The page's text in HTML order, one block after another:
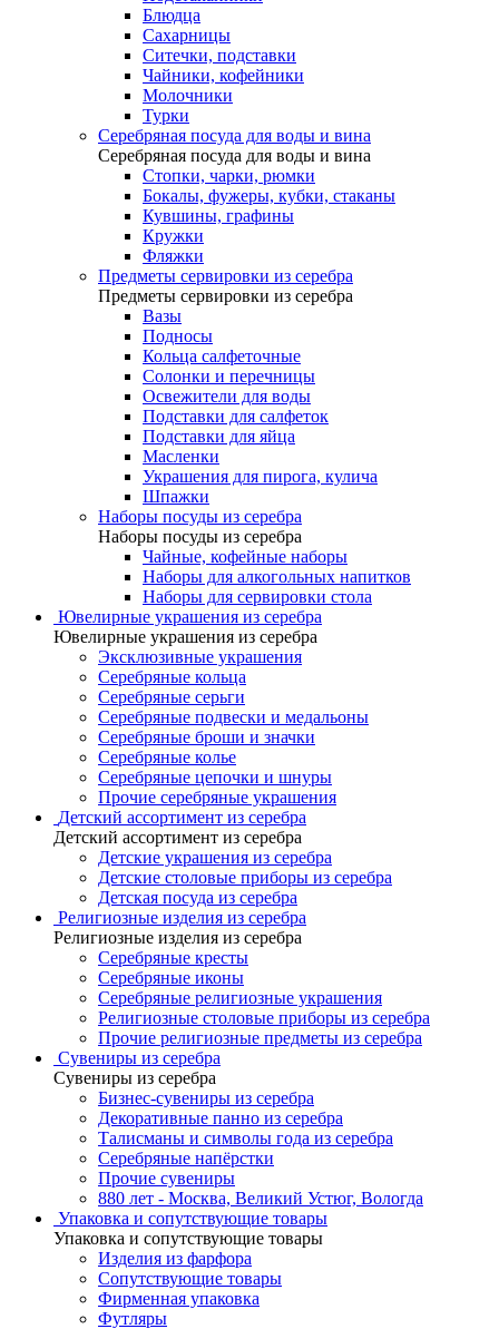
Блюдца
Сахарницы
Ситечки, подставки
Чайники, кофейники
Молочники
Турки
Серебряная посуда для воды и вина
Серебряная посуда для воды и вина
Стопки, чарки, рюмки
Бокалы, фужеры, кубки, стаканы
Кувшины, графины
Кружки
Фляжки
Предметы сервировки из серебра
Предметы сервировки из серебра
Вазы
Подносы
Кольца салфеточные
Солонки и перечницы
Освежители для воды
Подставки для салфеток
Подставки для яйца
Масленки
Украшения для пирога, кулича
Шпажки
Наборы посуды из серебра
Наборы посуды из серебра
Чайные, кофейные наборы
Наборы для алкогольных напитков
Наборы для сервировки стола
Ювелирные украшения из серебра
Ювелирные украшения из серебра
Эксклюзивные украшения
Серебряные кольца
Серебряные серьги
Серебряные подвески и медальоны
Серебряные броши и значки
Серебряные колье
Серебряные цепочки и шнуры
Прочие серебряные украшения
Детский ассортимент из серебра
Детский ассортимент из серебра
Детские украшения из серебра
Детские столовые приборы из серебра
Детская посуда из серебра
Религиозные изделия из серебра
Религиозные изделия из серебра
Серебряные кресты
Серебряные иконы
Серебряные религиозные украшения
Религиозные столовые приборы из серебра
Прочие религиозные предметы из серебра
Сувениры из серебра
Сувениры из серебра
Бизнес-сувениры из серебра
Декоративные панно из серебра
Талисманы и символы года из серебра
Серебряные напёрстки
Прочие сувениры
880 лет - Москва, Великий Устюг, Вологда
Упаковка и сопутствующие товары
Упаковка и сопутствующие товары
Изделия из фарфора
Сопутствующие товары
Фирменная упаковка
Футляры